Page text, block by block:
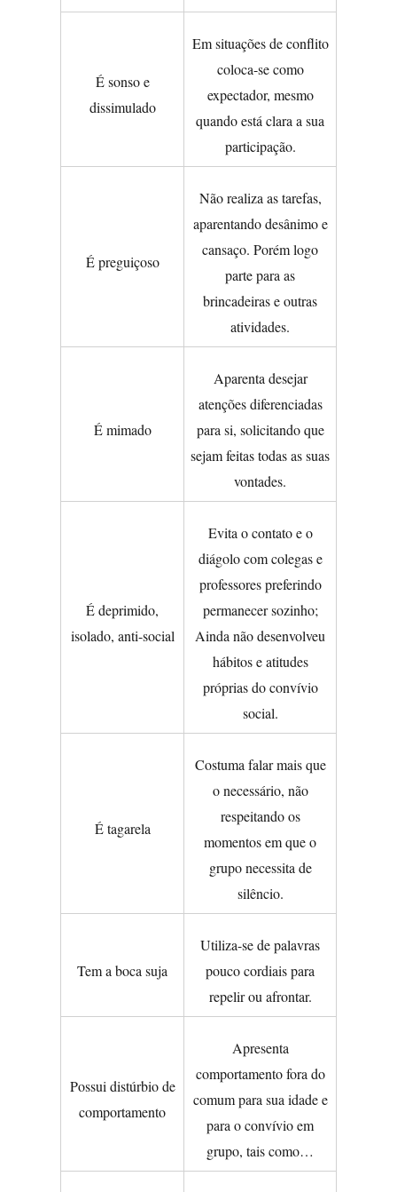
É sonso e
dissimulado
Em situações de conflito
coloca-se como
expectador, mesmo
quando está clara a sua
participação.
É preguiçoso
Não realiza as tarefas,
aparentando desânimo e
cansaço. Porém logo
parte para as
brincadeiras e outras
atividades.
É mimado
Aparenta desejar
atenções diferenciadas
para si, solicitando que
sejam feitas todas as suas
vontades.
É deprimido,
isolado, anti-social
Evita o contato e o
diágolo com colegas e
professores preferindo
permanecer sozinho;
Ainda não desenvolveu
hábitos e atitudes
próprias do convívio
social.
É tagarela
Costuma falar mais que
o necessário, não
respeitando os
momentos em que o
grupo necessita de
silêncio.
Tem a boca suja
Utiliza-se de palavras
pouco cordiais para
repelir ou afrontar.
Possui distúrbio de
comportamento
Apresenta
comportamento fora do
comum para sua idade e
para o convívio em
grupo, tais como…